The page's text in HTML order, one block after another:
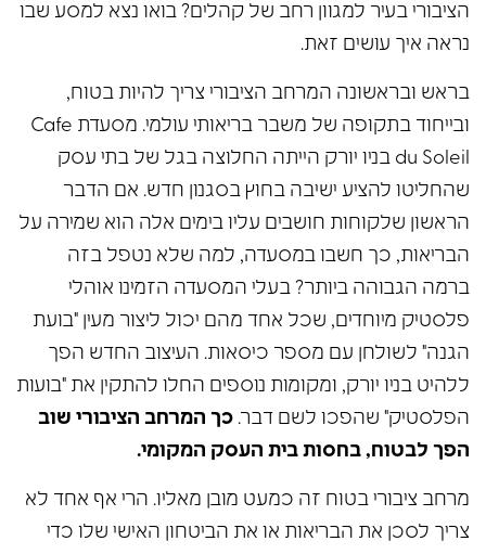
הציבורי בעיר למגוון רחב של קהלים? בואו נצא למסע שבו
נראה איך עושים זאת.
בראש ובראשונה המרחב הציבורי צריך להיות בטוח,
ובייחוד בתקופה של משבר בריאותי עולמי. מסעדת Cafe
du Soleil בניו יורק הייתה החלוצה בגל של בתי עסק
שהחליטו להציע ישיבה בחוץ בסגנון חדש. אם הדבר
הראשון שלקוחות חושבים עליו בימים אלה הוא שמירה על
הבריאות, כך חשבו במסעדה, למה שלא נטפל בזה
ברמה הגבוהה ביותר? בעלי המסעדה הזמינו אוהלי
פלסטיק מיוחדים, שכל אחד מהם יכול ליצור מעין "בועת
הגנה" לשולחן עם מספר כיסאות. העיצוב החדש הפך
ללהיט בניו יורק, ומקומות נוספים החלו להתקין את "בועות
הפלסטיק" שהפכו לשם דבר. כך המרחב הציבורי שוב
הפך לבטוח, בחסות בית העסק המקומי.
מרחב ציבורי בטוח זה כמעט מובן מאליו. הרי אף אחד לא
צריך לסכן את הבריאות או את הביטחון האישי שלו כדי